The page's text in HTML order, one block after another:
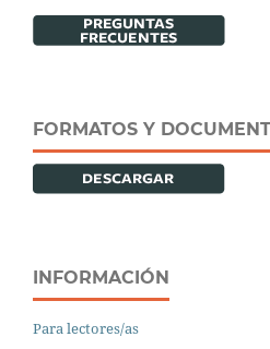
FORMATOS Y
INFORMACIÓN
Para lectores/as